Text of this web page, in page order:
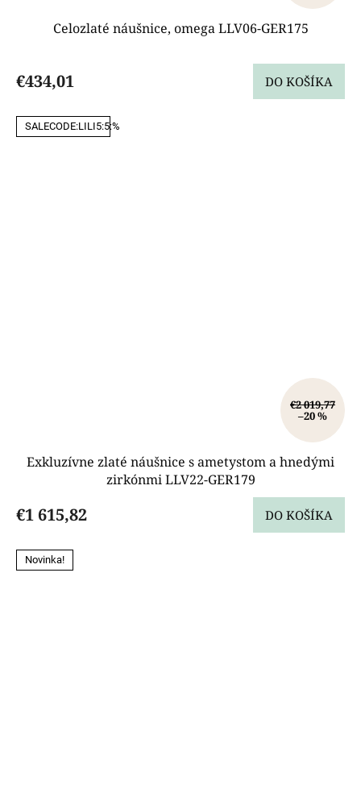
Celozlaté náušnice, omega LLV06-GER175
€434,01 DO KOŠÍKA
SALECODE:LILI5:5:%
€2 019,77
–20 %
Exkluzívne zlaté náušnice s ametystom a hnedými
zirkónmi LLV22-GER179
€1 615,82 DO KOŠÍKA
Novinka!